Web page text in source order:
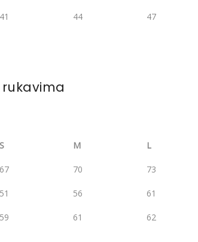
41 44 47
S M L
67 70 73
51 56 61
59 61 62